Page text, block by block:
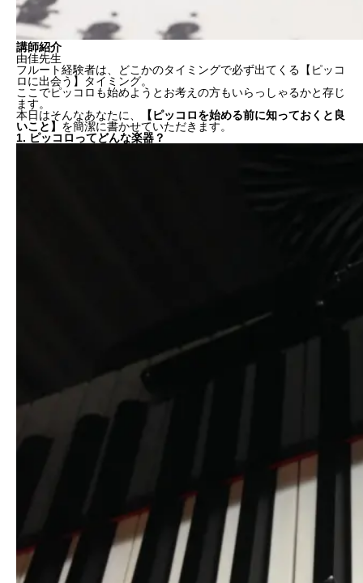
講師紹介
由佳先生
フルート経験者は、どこかのタイミングで必ず出てくる【ピッコ
ロに出会う】タイミング。
ここでピッコロも始めようとお考えの方もいらっしゃるかと存じ
ます。
本日はそんなあなたに、
【ピッコロを始める前に知っておくと良
いこと】 を簡潔に書かせていただきます。
1. ピッコロってどんな楽器？